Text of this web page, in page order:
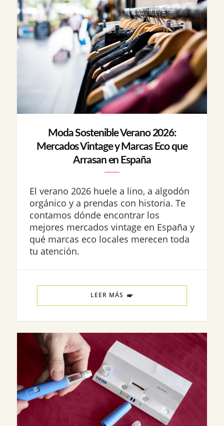
Moda Sostenible Verano 2026:
Mercados Vintage y Marcas Eco que
Arrasan en España
El verano 2026 huele a lino, a algodón
orgánico y a prendas con historia. Te
contamos dónde encontrar los
mejores mercados vintage en España y
qué marcas eco locales merecen toda
tu atención.
LEER MÁS